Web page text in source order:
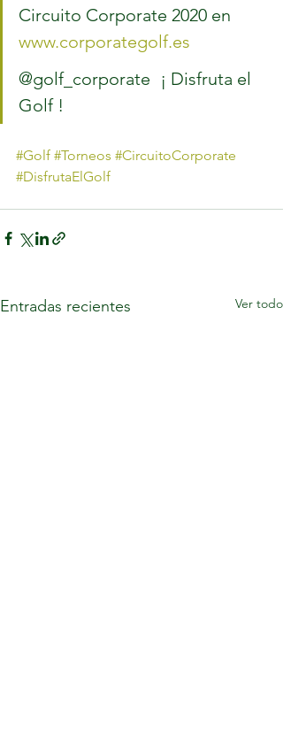
Circuito Corporate 2020 en
www.corporategolf.es
@golf_corporate 	¡ Disfruta el
#Golf #Torneos #CircuitoCorporate
#DisfrutaElGolf
Entradas recientes Ver todo